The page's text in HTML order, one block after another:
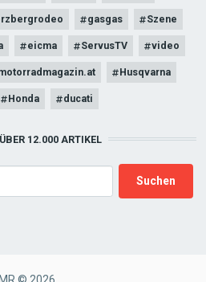
gasgas Szene
eicma ServusTV video
Husqvarna
Honda ducati
12.000 ARTIKEL